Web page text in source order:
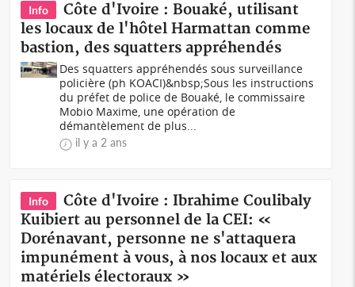
Info
Côte d'Ivoire : Bouaké, utilisant
les locaux de l'hôtel Harmattan comme
bastion, des squatters appréhendés
Des squatters appréhendés sous surveillance
policière (ph KOACI)&nbsp;Sous les instructions
du préfet de police de Bouaké, le commissaire
Mobio Maxime, une opération de
démantèlement de plus...
il y a 2 ans
Info
Côte d'Ivoire : Ibrahime Coulibaly
Kuibiert au personnel de la CEI: «
Dorénavant, personne ne s'attaquera
impunément à vous, à nos locaux et aux
matériels électoraux »